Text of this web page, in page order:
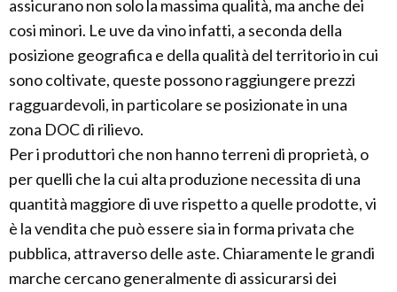
assicurano non solo la massima qualità, ma anche dei
cosi minori. Le uve da vino infatti, a seconda della
posizione geografica e della qualità del territorio in cui
sono coltivate, queste possono raggiungere prezzi
ragguardevoli, in particolare se posizionate in una
zona DOC di rilievo.
Per i produttori che non hanno terreni di proprietà, o
per quelli che la cui alta produzione necessita di una
quantità maggiore di uve rispetto a quelle prodotte, vi
è la vendita che può essere sia in forma privata che
pubblica, attraverso delle aste. Chiaramente le grandi
marche cercano generalmente di assicurarsi dei